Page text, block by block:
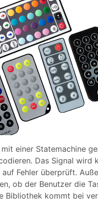
einer Statemachine
Das Signal wird
Fehler überprüft.
ob der Benutzer die
Bibliothek kommt bei